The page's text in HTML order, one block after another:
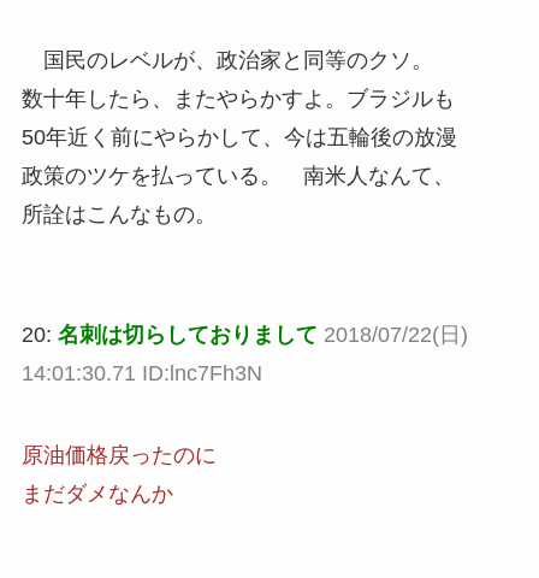
国民のレベルが、政治家と同等のクソ。
数十年したら、またやらかすよ。ブラジルも
50年近く前にやらかして、今は五輪後の放漫
政策のツケを払っている。 南米人なんて、
所詮はこんなもの。
20: 名刺は切らしておりまして 2018/07/22(日)
14:01:30.71 ID:lnc7Fh3N
原油価格戻ったのに
まだダメなんか